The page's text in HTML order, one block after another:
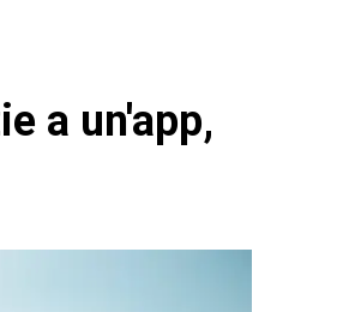
a un'app,